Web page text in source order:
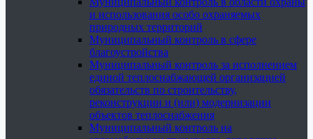
и использования особо охраняемых
природных территорий
Муниципальный контроль в сфере
благоустройства
Муниципальный контроль за исполнением
единой теплоснабжающей организацией
обязательств по строительству,
реконструкции и (или) модернизации
объектов теплоснабжения
Муниципальный контроль на